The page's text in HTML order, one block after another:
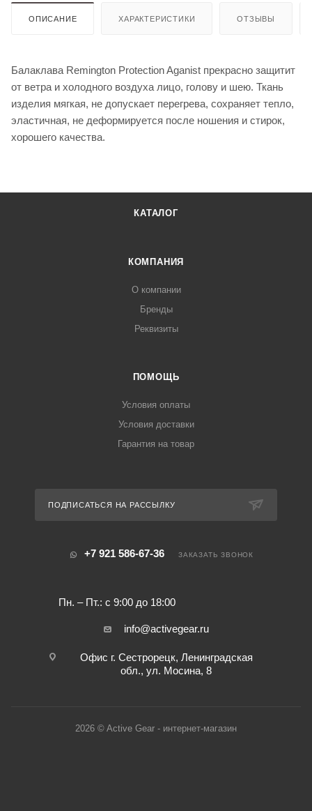
ОПИСАНИЕ ХАРАКТЕРИСТИКИ ОТЗЫВЫ
Балаклава Remington Protection Aganist прекрасно защитит
от ветра и холодного воздуха лицо, голову и шею. Ткань
изделия мягкая, не допускает перегрева, сохраняет тепло,
эластичная, не деформируется после ношения и стирок,
хорошего качества.
КАТАЛОГ
КОМПАНИЯ
О компании
Бренды
Реквизиты
ПОМОЩЬ
Условия оплаты
Условия доставки
Гарантия на товар
ПОДПИСАТЬСЯ НА РАССЫЛКУ
+7 921 586-67-36
Пн. – Пт.: с 9:00 до 18:00
ЗАКАЗАТЬ ЗВОНОК
info@activegear.ru
Офис г. Сестрорецк, Ленинградская
обл., ул. Мосина, 8
2026 © Active Gear - интернет-магазин